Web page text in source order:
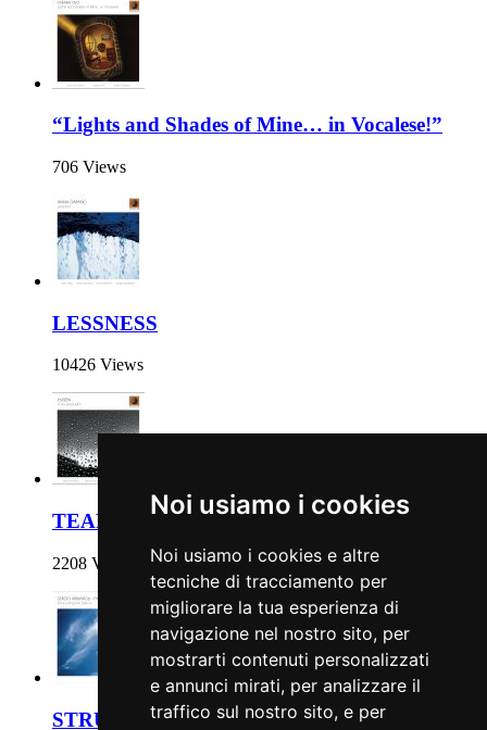
Noi usiamo i cookies
Noi usiamo i cookies e altre
tecniche di tracciamento per
migliorare la tua esperienza di
navigazione nel nostro sito, per
mostrarti contenuti personalizzati
e annunci mirati, per analizzare il
traffico sul nostro sito, e per
“Lights and Shades of Mine… in Vocalese!”
706 Views
LESSNESS
10426 Views
TEARS AND LIGHT
2208 Views
STRUCTURING THE SILENCE